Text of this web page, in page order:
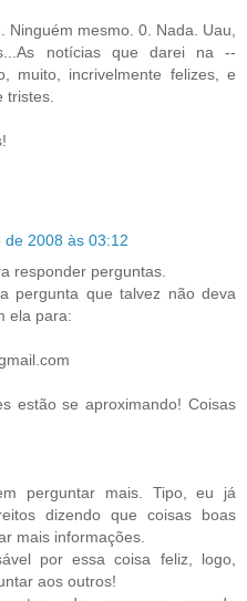
Ninguém mesmo. 0. Nada. Uau,
notícias que darei na --
muito, incrivelmente felizes, e
tristes.
de 2008 às 03:12
responder perguntas.
pergunta que talvez não deva
ela para:
estão se aproximando! Coisas
perguntar mais. Tipo, eu já
dizendo que coisas boas
mais informações.
por essa coisa feliz, logo,
aos outros!